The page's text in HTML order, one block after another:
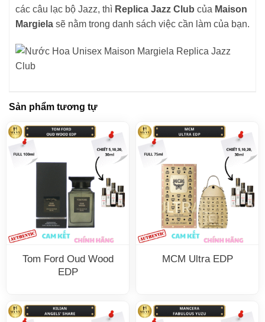
các câu lạc bộ Jazz, thì Replica Jazz Club của Maison
Margiela sẽ nằm trong danh sách việc cần làm của bạn.
Sản phẩm tương tự
Tom Ford Oud Wood
EDP
MCM Ultra EDP